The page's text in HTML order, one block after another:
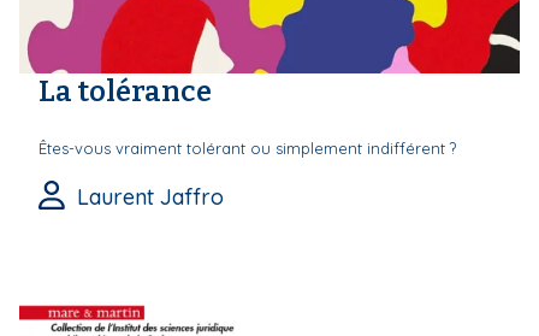
La tolérance
Êtes-vous vraiment tolérant ou simplement indifférent ?
Laurent Jaffro